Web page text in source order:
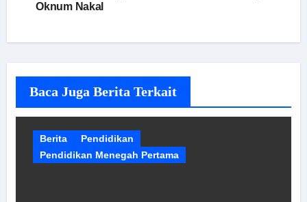
Oknum Nakal
Baca Juga Berita Terkait
Berita
Pendidikan
Pendidikan Menegah Pertama